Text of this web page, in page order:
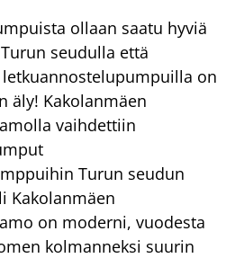
ollaan saatu hyviä
seudulla että
on
äly! Kakolanmäen
vaihdettiin
Turun seudun
Kakolanmäen
on moderni, vuodesta
kolmanneksi suurin